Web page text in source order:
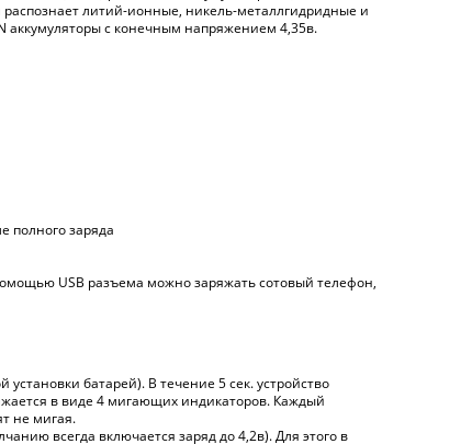
литий-ионные, никель-металлгидридные и
аккумуляторы с конечным напряжением 4,35в.
полного заряда
USB разъема можно заряжать сотовый телефон,
батарей). В течение 5 сек. устройство
в виде 4 мигающих индикаторов. Каждый
не мигая.
всегда включается заряд до 4,2в). Для этого в